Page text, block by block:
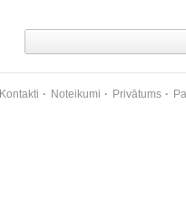
Kontakti Noteikumi Privātums